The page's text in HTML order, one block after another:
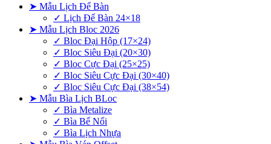
➤ Mẫu Lịch Để Bàn
✓ Lịch Để Bàn 24×18
➤ Mẫu Lịch Bloc 2026
✓ Bloc Đại Hộp (17×24)
✓ Bloc Siêu Đại (20×30)
✓ Bloc Cực Đại (25×25)
✓ Bloc Siêu Cực Đại (30×40)
✓ Bloc Siêu Cực Đại (38×54)
➤ Mẫu Bìa Lịch BLoc
✓ Bìa Metalize
✓ Bìa Bế Nổi
✓ Bìa Lịch Nhựa